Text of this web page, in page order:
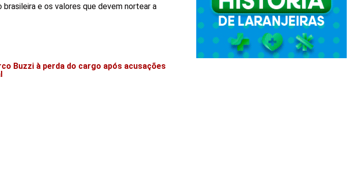
e os valores que devem nortear a
Buzzi à perda do cargo após acusações